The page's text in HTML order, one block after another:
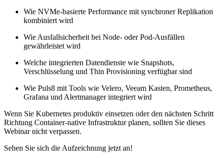
Wie NVMe-basierte Performance mit synchroner Replikation
kombiniert wird
Wie Ausfallsicherheit bei Node- oder Pod-Ausfällen
gewährleistet wird
Welche integrierten Datendienste wie Snapshots,
Verschlüsselung und Thin Provisioning verfügbar sind
Wie Puls8 mit Tools wie Velero, Veeam Kasten, Prometheus,
Grafana und Alertmanager integriert wird
Wenn Sie Kubernetes produktiv einsetzen oder den nächsten Schritt
Richtung Container-native Infrastruktur planen, sollten Sie dieses
Webinar nicht verpassen.
Sehen Sie sich die Aufzeichnung jetzt an!